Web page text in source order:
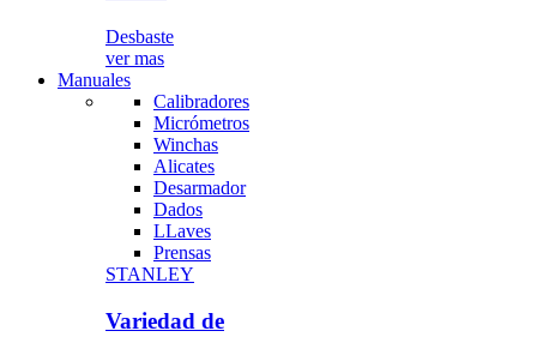
Desbaste
ver mas
Manuales
Calibradores
Micrómetros
Winchas
Alicates
Desarmador
Dados
LLaves
Prensas
STANLEY
Variedad de